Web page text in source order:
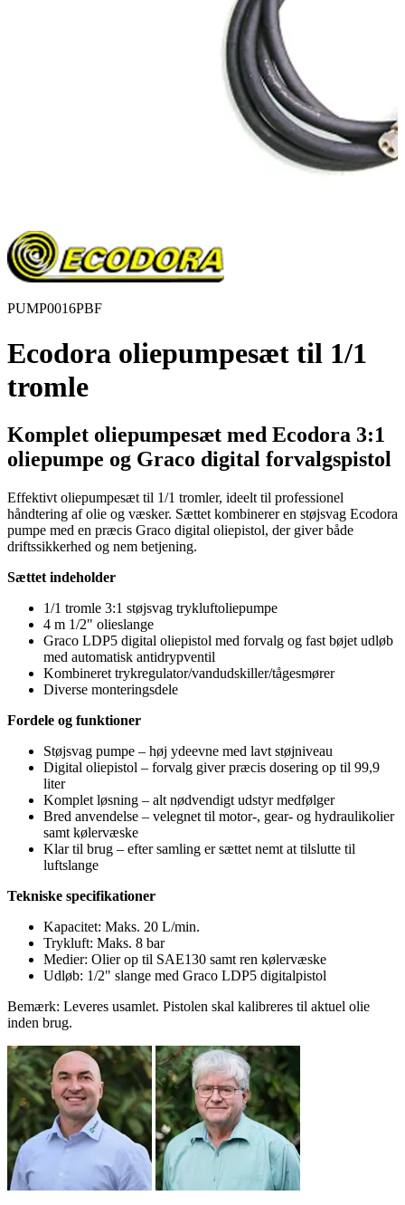
PUMP0016PBF
Ecodora oliepumpesæt til 1/1
tromle
Komplet oliepumpesæt med Ecodora 3:1
oliepumpe og Graco digital forvalgspistol
Effektivt oliepumpesæt til 1/1 tromler, ideelt til professionel
håndtering af olie og væsker. Sættet kombinerer en støjsvag Ecodora
pumpe med en præcis Graco digital oliepistol, der giver både
driftssikkerhed og nem betjening.
Sættet indeholder
1/1 tromle 3:1 støjsvag trykluftoliepumpe
4 m 1/2" olieslange
Graco LDP5 digital oliepistol med forvalg og fast bøjet udløb
med automatisk antidrypventil
Kombineret trykregulator/vandudskiller/tågesmører
Diverse monteringsdele
Fordele og funktioner
Støjsvag pumpe – høj ydeevne med lavt støjniveau
Digital oliepistol – forvalg giver præcis dosering op til 99,9
liter
Komplet løsning – alt nødvendigt udstyr medfølger
Bred anvendelse – velegnet til motor-, gear- og hydraulikolier
samt kølervæske
Klar til brug – efter samling er sættet nemt at tilslutte til
luftslange
Tekniske specifikationer
Kapacitet: Maks. 20 L/min.
Trykluft: Maks. 8 bar
Medier: Olier op til SAE130 samt ren kølervæske
Udløb: 1/2" slange med Graco LDP5 digitalpistol
Bemærk: Leveres usamlet. Pistolen skal kalibreres til aktuel olie
inden brug.